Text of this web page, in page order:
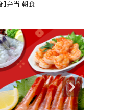
弁当 朝食